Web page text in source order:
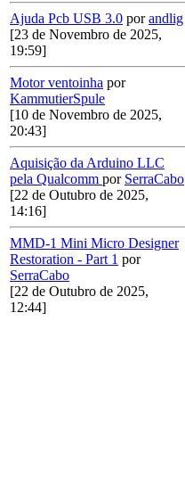
Ajuda Pcb USB 3.0 porandlig
[23 de Novembro de 2025,
19:59]
Motor ventoinha por
KammutierSpule
[10 de Novembro de 2025,
20:43]
Aquisição da Arduino LLC
pela Qualcomm por SerraCabo
[22 de Outubro de 2025,
14:16]
MMD-1 Mini Micro Designer
Restoration - Part 1 por
SerraCabo
[22 de Outubro de 2025,
12:44]